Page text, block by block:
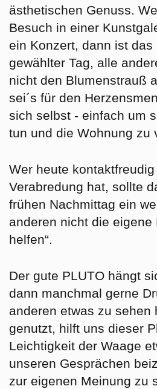
ästhetischen Genuss.
Besuch in einer
ein Konzert, dann ist
gewählter Tag, alle
nicht den Blumenstrauß
sei´s für den
sich selbst - einfach um
tun und die Wohnung zu
Wer heute
Verabredung hat, sollte
frühen Nachmittag ein
anderen nicht die eigene
helfen“.
Der gute PLUTO hängt
dann manchmal gerne
anderen etwas zu sehen
genutzt, hilft uns dieser
Leichtigkeit der Waage
unseren Gesprächen
zur eigenen Meinung zu